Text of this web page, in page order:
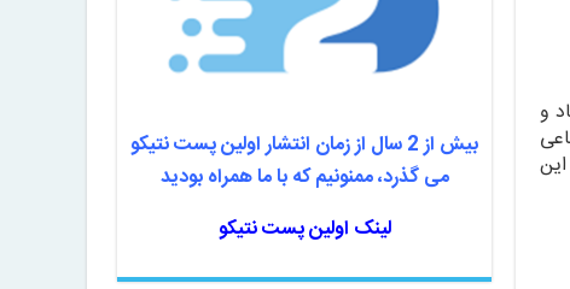
و
بیش از 2 سال از زمان انتشار اولین پست نتیکو
می گذرد، ممنونیم که با ما همراه بودید
لینک اولین پست نتیکو